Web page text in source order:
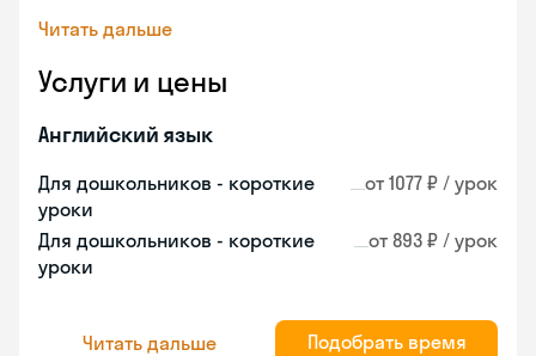
Читать дальше
Услуги и цены
Английский язык
Для дошкольников - короткие
уроки
от 1077 ₽ / урок
Для дошкольников - короткие
уроки
от 893 ₽ / урок
Читать дальше Подобрать время